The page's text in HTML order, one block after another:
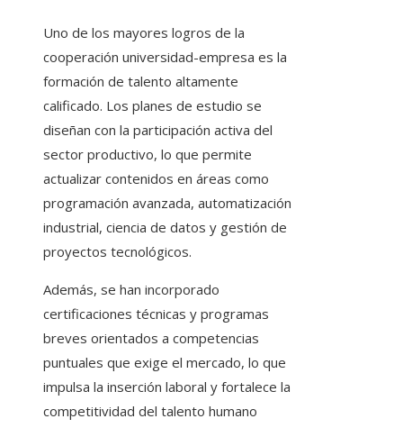
Uno de los mayores logros de la
cooperación universidad-empresa es la
formación de talento altamente
calificado. Los planes de estudio se
diseñan con la participación activa del
sector productivo, lo que permite
actualizar contenidos en áreas como
programación avanzada, automatización
industrial, ciencia de datos y gestión de
proyectos tecnológicos.
Además, se han incorporado
certificaciones técnicas y programas
breves orientados a competencias
puntuales que exige el mercado, lo que
impulsa la inserción laboral y fortalece la
competitividad del talento humano